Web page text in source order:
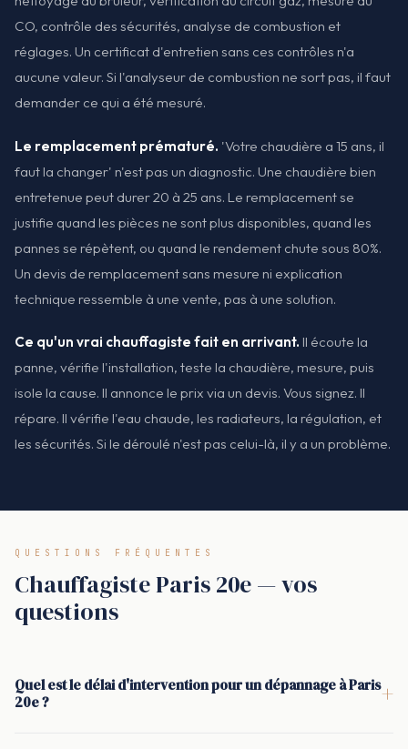
CO, contrôle des sécurités, analyse de combustion et
réglages. Un certificat d'entretien sans ces contrôles n'a
aucune valeur. Si l'analyseur de combustion ne sort pas, il faut
demander ce qui a été mesuré.
Le remplacement prématuré. 'Votre chaudière a 15 ans, il
faut la changer' n'est pas un diagnostic. Une chaudière bien
entretenue peut durer 20 à 25 ans. Le remplacement se
justifie quand les pièces ne sont plus disponibles, quand les
pannes se répètent, ou quand le rendement chute sous 80%.
Un devis de remplacement sans mesure ni explication
technique ressemble à une vente, pas à une solution.
Ce qu'un vrai chauffagiste fait en arrivant. Il écoute la
panne, vérifie l'installation, teste la chaudière, mesure, puis
isole la cause. Il annonce le prix via un devis. Vous signez. Il
répare. Il vérifie l'eau chaude, les radiateurs, la régulation, et
les sécurités. Si le déroulé n'est pas celui-là, il y a un problème.
QUESTIONS FRÉQUENTES
Chauffagiste Paris 20e — vos
questions
Quel est le délai d'intervention pour un dépannage à Paris
20e ?
+